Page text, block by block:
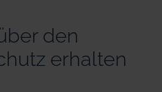
den
erhalten